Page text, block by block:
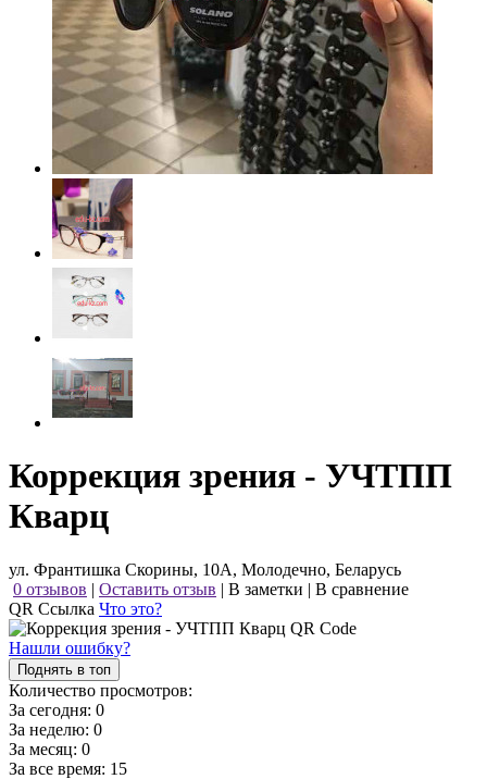
Коррекция зрения - УЧТПП
Кварц
ул. Франтишка Скорины, 10А, Молодечно, Беларусь
0 отзывов | Оставить отзыв | В заметки | В сравнение
QR Ссылка Что это?
Нашли ошибку?
Поднять в топ
Количество просмотров:
За сегодня: 0
За неделю: 0
За месяц: 0
За все время: 15